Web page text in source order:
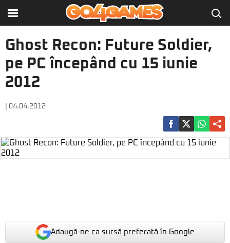
Ghost Recon: Future Soldier,
pe PC începând cu 15 iunie
2012
| 04.04.2012
Adaugă-ne ca sursă preferată în Google